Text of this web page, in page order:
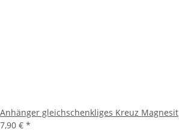
Anhänger gleichschenkliges Kreuz Magnesit
7,90 € *